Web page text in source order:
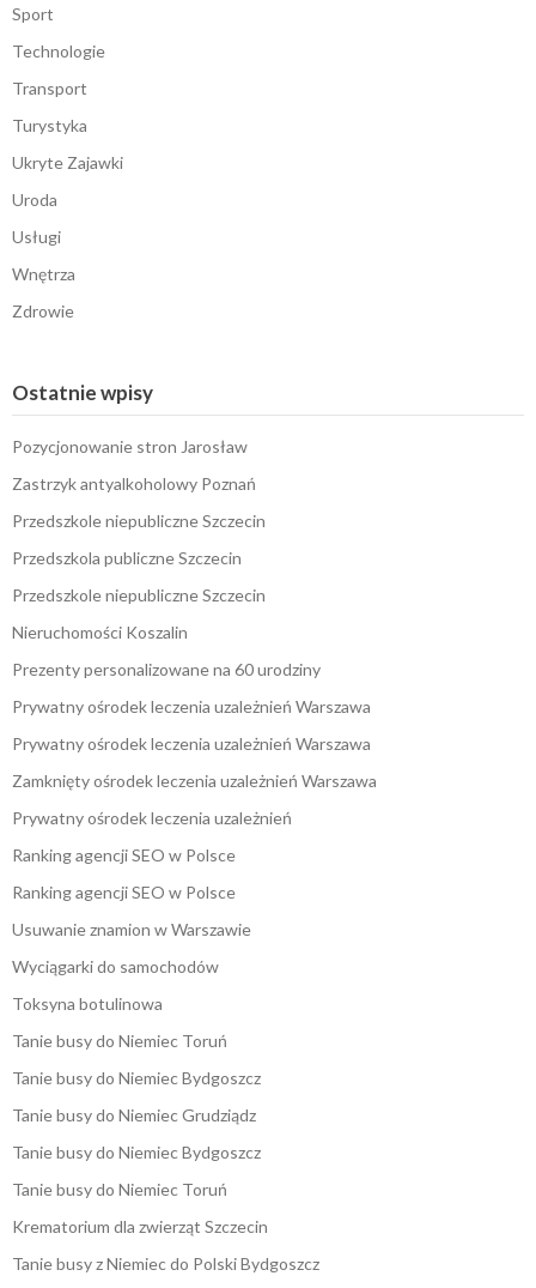
Sport
Technologie
Transport
Turystyka
Ukryte Zajawki
Uroda
Usługi
Wnętrza
Zdrowie
Ostatnie wpisy
Pozycjonowanie stron Jarosław
Zastrzyk antyalkoholowy Poznań
Przedszkole niepubliczne Szczecin
Przedszkola publiczne Szczecin
Przedszkole niepubliczne Szczecin
Nieruchomości Koszalin
Prezenty personalizowane na 60 urodziny
Prywatny ośrodek leczenia uzależnień Warszawa
Prywatny ośrodek leczenia uzależnień Warszawa
Zamknięty ośrodek leczenia uzależnień Warszawa
Prywatny ośrodek leczenia uzależnień
Ranking agencji SEO w Polsce
Ranking agencji SEO w Polsce
Usuwanie znamion w Warszawie
Wyciągarki do samochodów
Toksyna botulinowa
Tanie busy do Niemiec Toruń
Tanie busy do Niemiec Bydgoszcz
Tanie busy do Niemiec Grudziądz
Tanie busy do Niemiec Bydgoszcz
Tanie busy do Niemiec Toruń
Krematorium dla zwierząt Szczecin
Tanie busy z Niemiec do Polski Bydgoszcz